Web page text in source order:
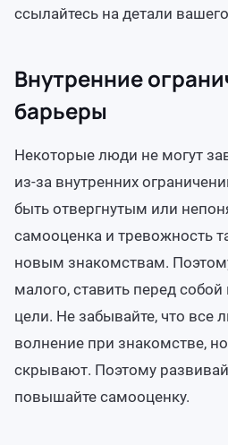
ссылайтесь на детали
Внутренние
барьеры
Некоторые люди не могут
из-за внутренних
быть отвергнутым или
самооценка и тревожность
новым знакомствам.
малого, ставить перед
цели. Не забывайте, что
волнение при знакомстве,
скрывают. Поэтому
повышайте самооценку.